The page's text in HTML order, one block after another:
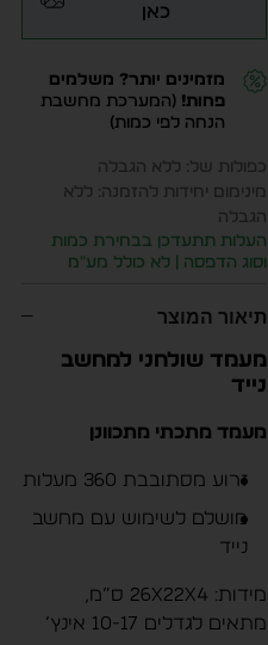
כאן
מזמינים יותר? משלמים
פחות! (המערכת מחשבת
הנחה לפי כמות)
כפולות של: ללא הגבלה
מינימום יחידות להזמנה: ללא
הגבלה
העלות תתעדכן בבחירת כמות
וסוג הדפסה | לא כולל מע״מ
תיאור המוצר
מעמד שולחני למחשב
נייד
מעמד מתכתי מתכוונן
זרוע מסתובבת 360 מעלות
מושלם לשימוש עם מחשב
נייד
מידות: 26x22x4 ס”מ,
מתאים לגדלים 10-17 אינץ’